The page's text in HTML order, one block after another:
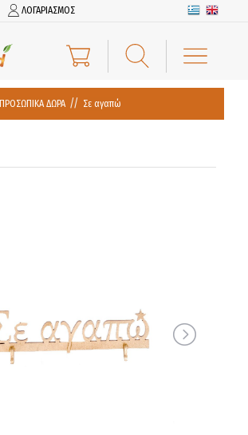
ΛΟΓΑΡΙΑΣΜΟΣ
ΠΡΟΣΩΠΙΚΑ ΔΩΡΑ Σε αγαπώ